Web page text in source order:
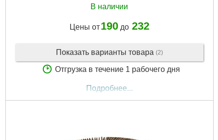
В наличии
Цены от 190до 232
Показать варианты товара (2)
Отгрузка в течение 1 рабочего дня
Подробнее...